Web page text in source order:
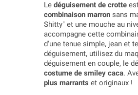
Le déguisement de crotte
combinaison marron sans
Shitty" et une mouche au
accompagne cette
d'une tenue simple, jean et
déguisement, utilisez du
déguisement en couple, le
costume de smiley caca.
plus marrants et originaux !